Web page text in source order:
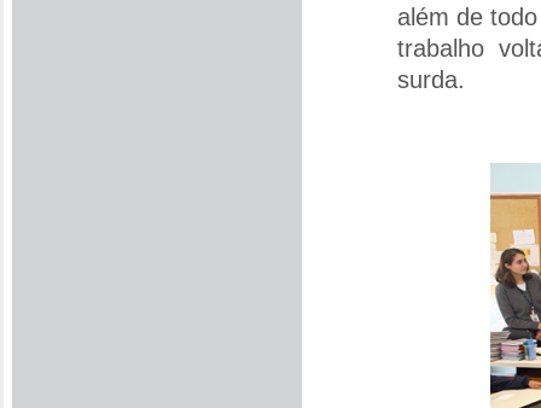
além de
trabalho
surda.